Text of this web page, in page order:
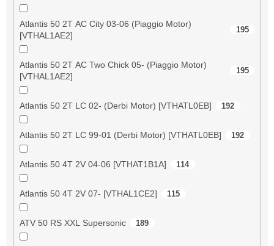
Atlantis 50 2T AC City 03-06 (Piaggio Motor)
[VTHAL1AE2]
195
Atlantis 50 2T AC Two Chick 05- (Piaggio Motor)
[VTHAL1AE2]
195
Atlantis 50 2T LC 02- (Derbi Motor) [VTHATL0EB] 192
Atlantis 50 2T LC 99-01 (Derbi Motor) [VTHATL0EB] 192
Atlantis 50 4T 2V 04-06 [VTHAT1B1A] 114
Atlantis 50 4T 2V 07- [VTHAL1CE2] 115
ATV 50 RS XXL Supersonic 189